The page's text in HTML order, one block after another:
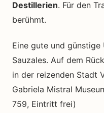
Destillerien. Für den
berühmt.
Eine gute und
Sauzales. Auf dem
in der reizenden Stadt
Gabriela Mistral
759, Eintritt frei)